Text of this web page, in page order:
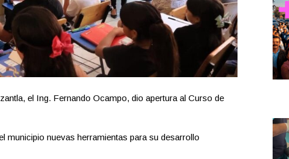
el Ing. Fernando Ocampo, dio apertura al Curso de
municipio nuevas herramientas para su desarrollo